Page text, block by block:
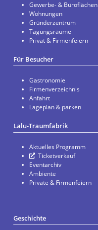
Gewerbe- & Büroflächen
Wohnungen
Gründerzentrum
Tagungsräume
Privat & Firmenfeiern
Für Besucher
Gastronomie
Firmenverzeichnis
Anfahrt
Lageplan & parken
Lalu-Traumfabrik
Aktuelles Programm
Ticketverkauf
Eventarchiv
Ambiente
Private & Firmenfeiern
Geschichte